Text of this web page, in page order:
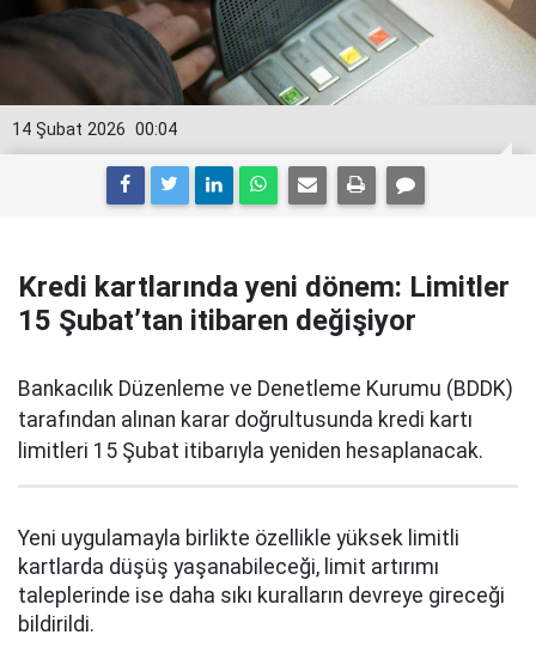
00:04
14 Şubat 2026
Kredi kartlarında yeni dönem: Limitler
15 Şubat’tan itibaren değişiyor
Bankacılık Düzenleme ve Denetleme Kurumu (BDDK)
tarafından alınan karar doğrultusunda kredi kartı
limitleri 15 Şubat itibarıyla yeniden hesaplanacak.
Yeni uygulamayla birlikte özellikle yüksek limitli
kartlarda düşüş yaşanabileceği, limit artırımı
taleplerinde ise daha sıkı kuralların devreye gireceği
bildirildi.